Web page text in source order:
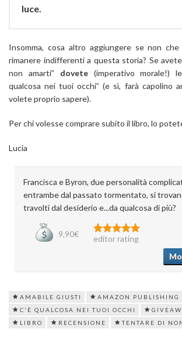
luce.
Insomma, cosa altro aggiungere se non
rimanere indifferenti a questa storia? Se
non amarti” dovete(imperativo morale!)
qualcosa nei tuoi occhi” (e sì, farà capolino
volete proprio sapere).
Per chi volesse comprare subito il libro, lo
Lucia
Francisca e Byron, due personalità
entrambe dal passato tormentato, si
travolti dal desiderio e...da qualcosa di più?
9,90€
editor rating
AMABILE GIUSTI
AMAZON PUBLISHING
C'È QUALCOSA NEI TUOI OCCHI
LIBRO
RECENSIONE TENTARE DI